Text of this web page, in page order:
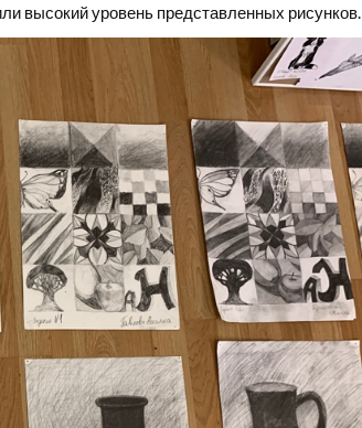
высокий уровень представленных рисунков.